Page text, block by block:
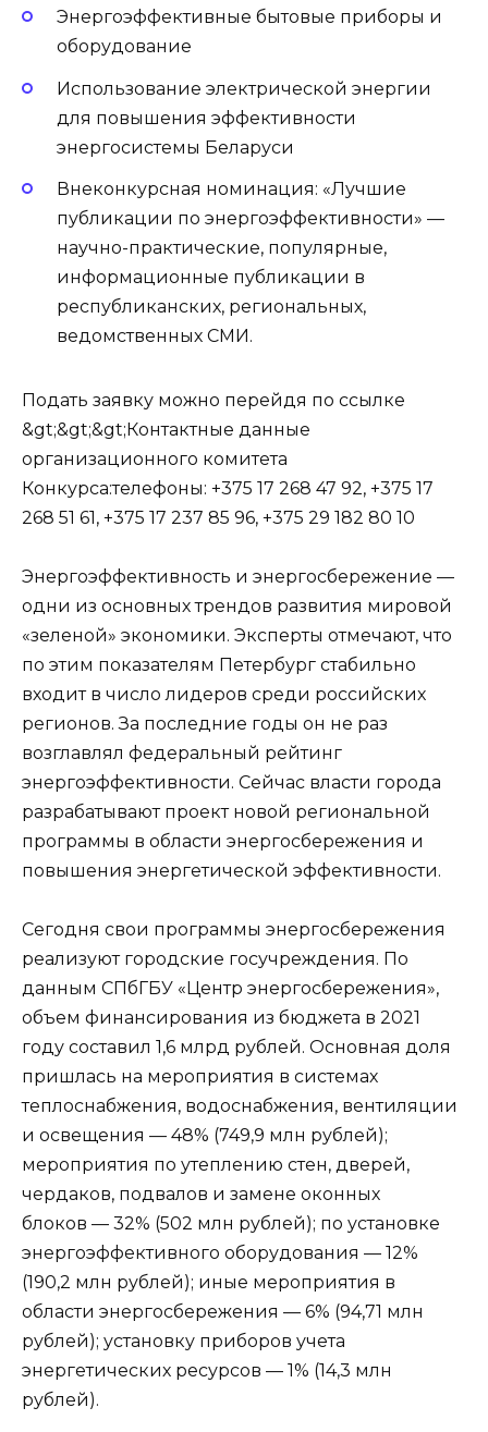
Энергоэффективные бытовые приборы и
оборудование
Использование электрической энергии
для повышения эффективности
энергосистемы Беларуси
Внеконкурсная номинация: «Лучшие
публикации по энергоэффективности» —
научно-практические, популярные,
информационные публикации в
республиканских, региональных,
ведомственных СМИ.
Подать заявку можно перейдя по ссылке
&gt;&gt;&gt;Контактные данные
организационного комитета
Конкурса:телефоны: +375 17 268 47 92, +375 17
268 51 61, +375 17 237 85 96, +375 29 182 80 10
Энергоэффективность и энергосбережение —
одни из основных трендов развития мировой
«зеленой» экономики. Эксперты отмечают, что
по этим показателям Петербург стабильно
входит в число лидеров среди российских
регионов. За последние годы он не раз
возглавлял федеральный рейтинг
энергоэффективности. Сейчас власти города
разрабатывают проект новой региональной
программы в области энергосбережения и
повышения энергетической эффективности.
Сегодня свои программы энергосбережения
реализуют городские госучреждения. По
данным СПбГБУ «Центр энергосбережения»,
объем финансирования из бюджета в 2021
году составил 1,6 млрд рублей. Основная доля
пришлась на мероприятия в системах
теплоснабжения, водоснабжения, вентиляции
и освещения — 48% (749,9 млн рублей);
мероприятия по утеплению стен, дверей,
чердаков, подвалов и замене оконных
блоков — 32% (502 млн рублей); по установке
энергоэффективного оборудования — 12%
(190,2 млн рублей); иные мероприятия в
области энергосбережения — 6% (94,71 млн
рублей); установку приборов учета
энергетических ресурсов — 1% (14,3 млн
рублей).